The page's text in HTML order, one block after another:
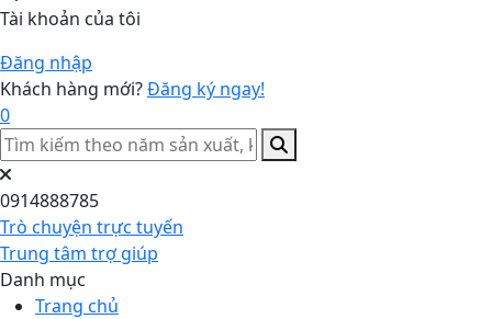
Tài khoản của tôi
Đăng nhập
Khách hàng mới?Đăng ký ngay!
0
0914888785
Trò chuyện trực tuyến
Trung tâm trợ giúp
Danh mục
Trang chủ